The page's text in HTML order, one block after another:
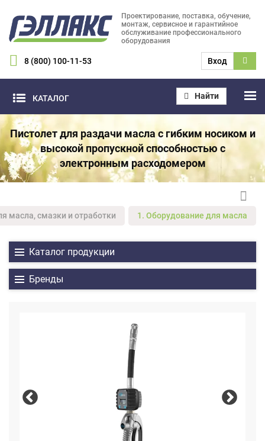
Проектирование, поставка, обучение,
монтаж, сервисное и гарантийное
обслуживание профессионального
оборудования
8 (800) 100-11-53 Вход
КАТАЛОГ Найти
Пистолет для раздачи масла с гибким носиком и
высокой пропускной способностью с
электронным расходомером
масла, смазки и отработки 1. Оборудование для масла
Каталог продукции
Бренды